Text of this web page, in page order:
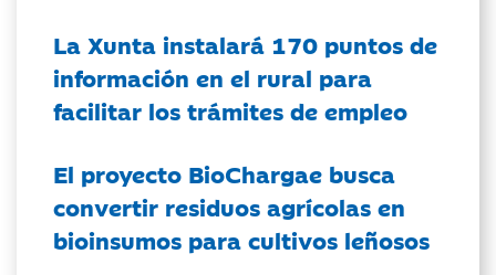
La Xunta instalará 170 puntos de
información en el rural para
facilitar los trámites de empleo
El proyecto BioChargae busca
convertir residuos agrícolas en
bioinsumos para cultivos leñosos